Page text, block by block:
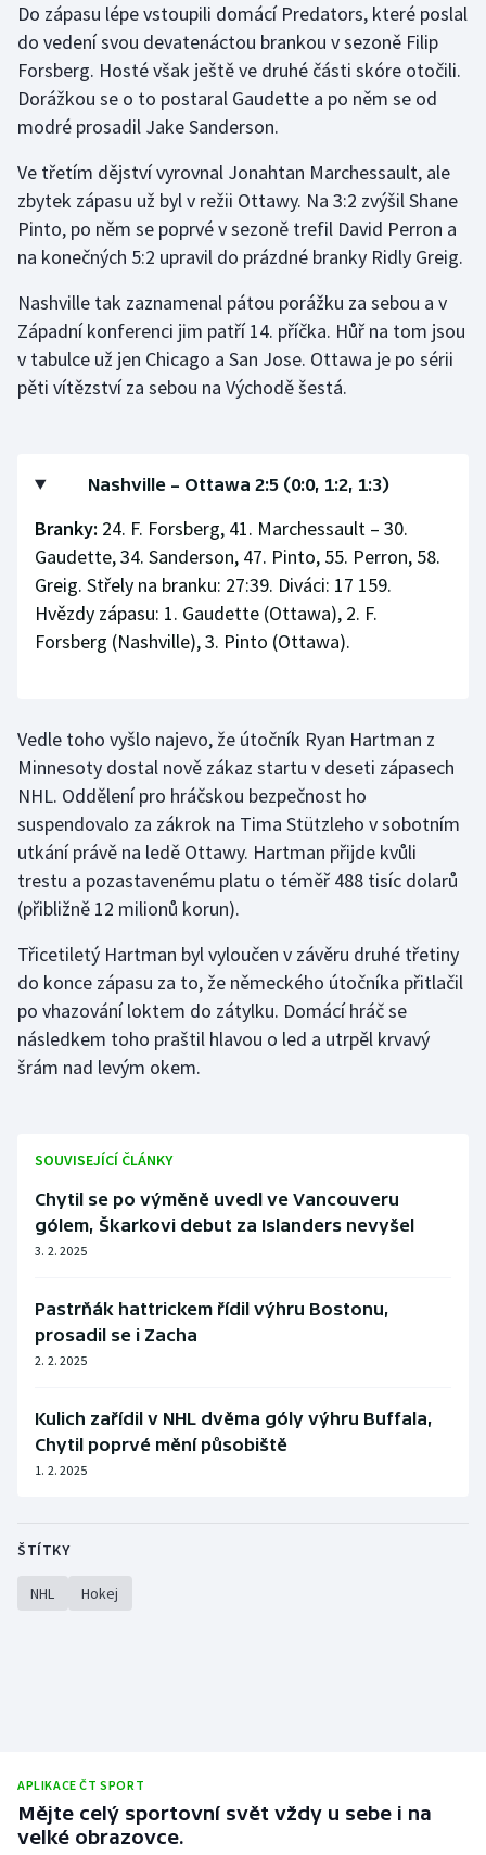
Florbal
Futsal
Golf
Gymnastika
Házená
Jezdectví
Judo
Krasobruslení
Moderní pětiboj
Motorsport
Olympijské hry
Plavání
Plážový volejbal
Ragby
Rychlobruslení
Rychlostní kanoistika
Short track
Sportovní střelba
Veslování
Volejbal
Do zápasu lépe vstoupili domácí Predators, které poslal
do vedení svou devatenáctou brankou v sezoně Filip
Forsberg. Hosté však ještě ve druhé části skóre otočili.
Dorážkou se o to postaral Gaudette a po něm se od
modré prosadil Jake Sanderson.
Ve třetím dějství vyrovnal Jonahtan Marchessault, ale
zbytek zápasu už byl v režii Ottawy. Na 3:2 zvýšil Shane
Pinto, po něm se poprvé v sezoně trefil David Perron a
na konečných 5:2 upravil do prázdné branky Ridly Greig.
Nashville tak zaznamenal pátou porážku za sebou a v
Západní konferenci jim patří 14. příčka. Hůř na tom jsou
v tabulce už jen Chicago a San Jose. Ottawa je po sérii
pěti vítězství za sebou na Východě šestá.
Nashville – Ottawa 2:5 (0:0, 1:2, 1:3)
Branky: 24. F. Forsberg, 41. Marchessault – 30.
Gaudette, 34. Sanderson, 47. Pinto, 55. Perron, 58.
Greig. Střely na branku: 27:39. Diváci: 17 159.
Hvězdy zápasu: 1. Gaudette (Ottawa), 2. F.
Forsberg (Nashville), 3. Pinto (Ottawa).
Vedle toho vyšlo najevo, že útočník Ryan Hartman z
Minnesoty dostal nově zákaz startu v deseti zápasech
NHL. Oddělení pro hráčskou bezpečnost ho
suspendovalo za zákrok na Tima Stützleho v sobotním
utkání právě na ledě Ottawy. Hartman přijde kvůli
trestu a pozastavenému platu o téměř 488 tisíc dolarů
(přibližně 12 milionů korun).
Třicetiletý Hartman byl vyloučen v závěru druhé třetiny
do konce zápasu za to, že německého útočníka přitlačil
po vhazování loktem do zátylku. Domácí hráč se
následkem toho praštil hlavou o led a utrpěl krvavý
šrám nad levým okem.
SOUVISEJÍCÍ ČLÁNKY
Chytil se po výměně uvedl ve Vancouveru
gólem, Škarkovi debut za Islanders nevyšel
3. 2. 2025
Pastrňák hattrickem řídil výhru Bostonu,
prosadil se i Zacha
2. 2. 2025
Kulich zařídil v NHL dvěma góly výhru Buffala,
Chytil poprvé mění působiště
1. 2. 2025
ŠTÍTKY
NHL Hokej
APLIKACE ČT SPORT
Mějte celý sportovní svět vždy u sebe i na
velké obrazovce.